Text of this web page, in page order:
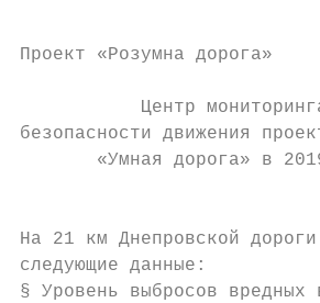
Проект «Розумна дорога»
Центр
безопасности движения
«Умная дорога» в
На 21 км Днепровской
следующие данные:
§ Уровень выбросов вредных